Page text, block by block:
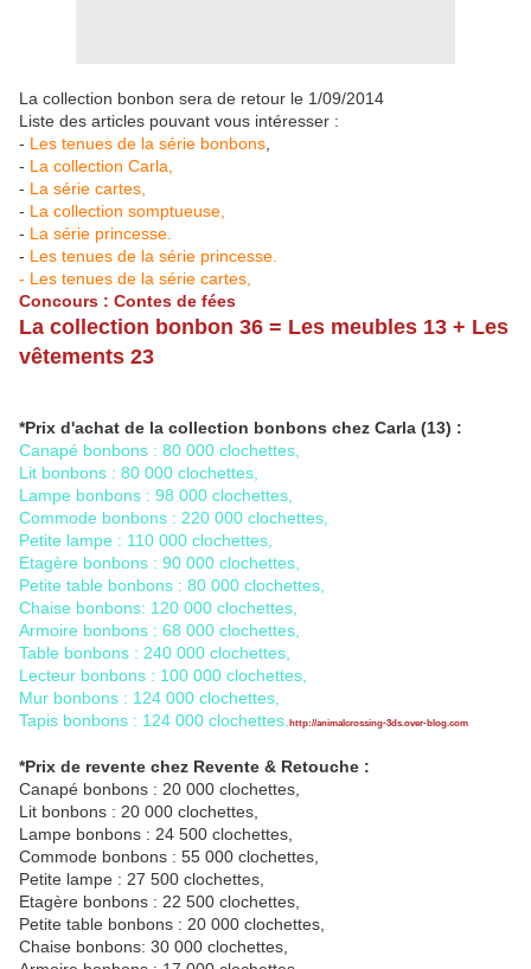
La collection bonbon sera de retour le 1/09/2014
Liste des articles pouvant vous intéresser :
- Les tenues de la série bonbons
- La collection Carla,
- La série cartes,
- La collection somptueuse,
- La série princesse.
- Les tenues de la série princesse.
- Les tenues de la série cartes,
Concours : Contes de fées
La collection bonbon 36 = Les meubles 13 + Les
vêtements 23
*Prix d'achat de la collection bonbons chez Carla (13) :
Canapé bonbons : 80 000 clochettes,
Lit bonbons : 80 000 clochettes,
Lampe bonbons : 98 000 clochettes,
Commode bonbons : 220 000 clochettes,
Petite lampe : 110 000 clochettes,
Etagère bonbons : 90 000 clochettes,
Petite table bonbons : 80 000 clochettes,
Chaise bonbons: 120 000 clochettes,
Armoire bonbons : 68 000 clochettes,
Table bonbons : 240 000 clochettes,
Lecteur bonbons : 100 000 clochettes,
Mur bonbons : 124 000 clochettes,
Tapis bonbons : 124 000 clochettes. http://animalcrossing-3ds.over-blog.com
*Prix de revente chez Revente & Retouche :
Canapé bonbons : 20 000 clochettes,
Lit bonbons : 20 000 clochettes,
Lampe bonbons : 24 500 clochettes,
Commode bonbons : 55 000 clochettes,
Petite lampe : 27 500 clochettes,
Etagère bonbons : 22 500 clochettes,
Petite table bonbons : 20 000 clochettes,
Chaise bonbons: 30 000 clochettes,